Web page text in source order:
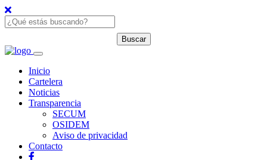
Inicio
Cartelera
Noticias
Transparencia
SECUM
OSIDEM
Aviso de privacidad
Contacto